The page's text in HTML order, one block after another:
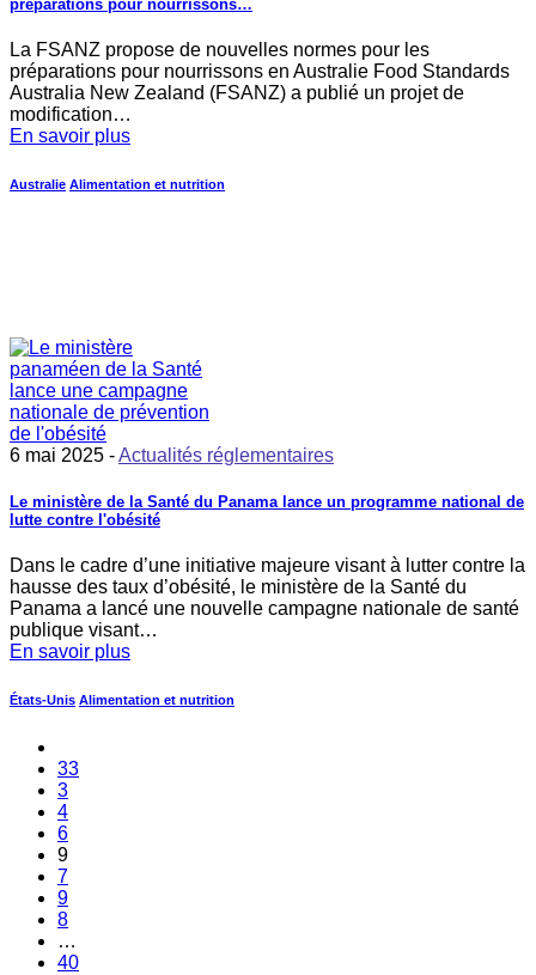
préparations pour nourrissons…
La FSANZ propose de nouvelles normes pour les
préparations pour nourrissons en Australie Food Standards
Australia New Zealand (FSANZ) a publié un projet de
modification…
En savoir plus
Australie Alimentation et nutrition
6 mai 2025 -Actualités réglementaires
Le ministère de la Santé du Panama lance un programme national de
lutte contre l'obésité
Dans le cadre d’une initiative majeure visant à lutter contre la
hausse des taux d’obésité, le ministère de la Santé du
Panama a lancé une nouvelle campagne nationale de santé
publique visant…
En savoir plus
États-Unis Alimentation et nutrition
33
3
4
6
9
7
9
8
…
40